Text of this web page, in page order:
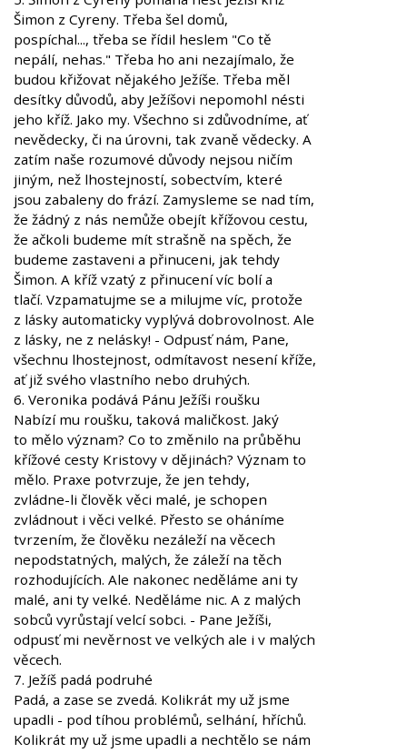
Šimon z Cyreny. Třeba šel domů,
pospíchal..., třeba se řídil heslem "Co tě
nepálí, nehas." Třeba ho ani nezajímalo, že
budou křižovat nějakého Ježíše. Třeba měl
desítky důvodů, aby Ježíšovi nepomohl nésti
jeho kříž. Jako my. Všechno si zdůvodníme, ať
nevědecky, či na úrovni, tak zvaně vědecky. A
zatím naše rozumové důvody nejsou ničím
jiným, než lhostejností, sobectvím, které
jsou zabaleny do frází. Zamysleme se nad tím,
že žádný z nás nemůže obejít křížovou cestu,
že ačkoli budeme mít strašně na spěch, že
budeme zastaveni a přinuceni, jak tehdy
Šimon. A kříž vzatý z přinucení víc bolí a
tlačí. Vzpamatujme se a milujme víc, protože
z lásky automaticky vyplývá dobrovolnost. Ale
z lásky, ne z nelásky! - Odpusť nám, Pane,
všechnu lhostejnost, odmítavost nesení kříže,
ať již svého vlastního nebo druhých.
6. Veronika podává Pánu Ježíši roušku
Nabízí mu roušku, taková maličkost. Jaký
to mělo význam? Co to změnilo na průběhu
křížové cesty Kristovy v dějinách? Význam to
mělo. Praxe potvrzuje, že jen tehdy,
zvládne-li člověk věci malé, je schopen
zvládnout i věci velké. Přesto se oháníme
tvrzením, že člověku nezáleží na věcech
nepodstatných, malých, že záleží na těch
rozhodujících. Ale nakonec neděláme ani ty
malé, ani ty velké. Neděláme nic. A z malých
sobců vyrůstají velcí sobci. - Pane Ježíši,
odpusť mi nevěrnost ve velkých ale i v malých
věcech.
7. Ježíš padá podruhé
Padá, a zase se zvedá. Kolikrát my už jsme
upadli - pod tíhou problémů, selhání, hříchů.
Kolikrát my už jsme upadli a nechtělo se nám